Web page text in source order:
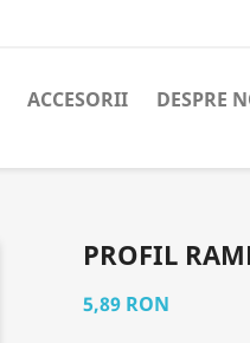
ACCESORII DESPRE
PROFIL
5,89 RON